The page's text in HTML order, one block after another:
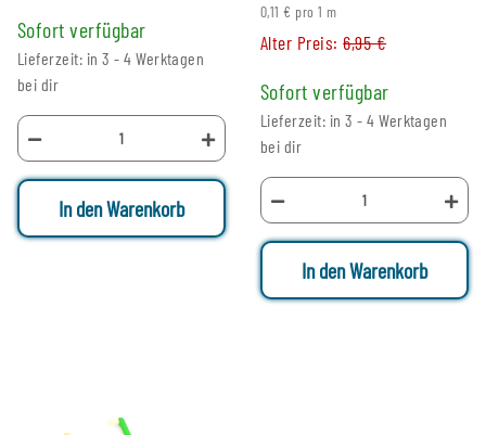
Sofort verfügbar
Lieferzeit: in 3 - 4 Werktagen
bei dir
In den Warenkorb
0,11 € pro 1 m
Alter Preis:6,95 €
Sofort verfügbar
Lieferzeit: in 3 - 4 Werktagen
bei dir
In den Warenkorb